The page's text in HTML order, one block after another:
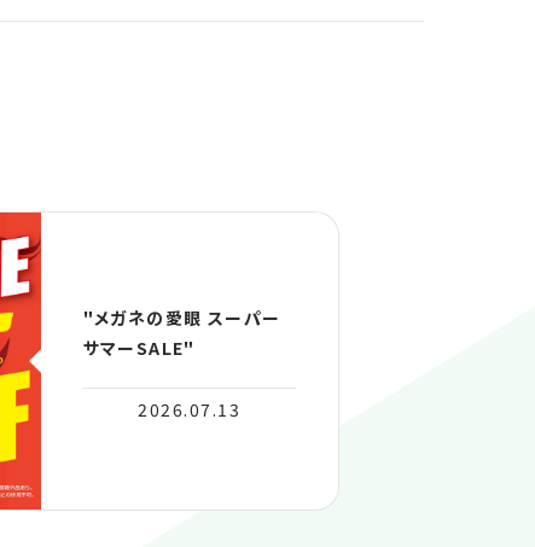
"メガネの愛眼 スーパー
サマーSALE"
2026.07.13